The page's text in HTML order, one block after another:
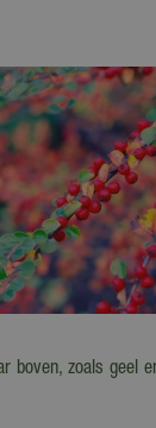
boven, zoals geel